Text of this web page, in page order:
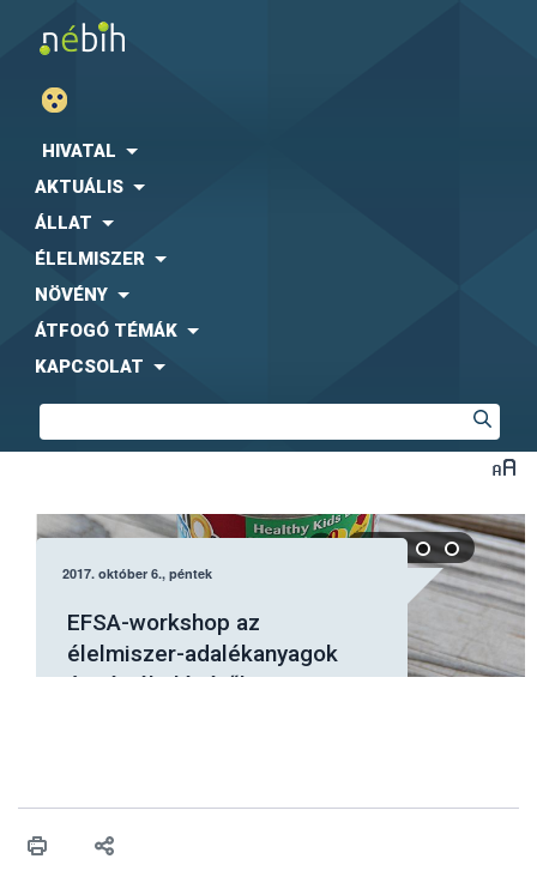
HIVATAL
AKTUÁLIS
ÁLLAT
ÉLELMISZER
NÖVÉNY
ÁTFOGÓ TÉMÁK
KAPCSOLAT
2017. október 6., péntek
EFSA-workshop az
élelmiszer-adalékanyagok
újraértékeléséről